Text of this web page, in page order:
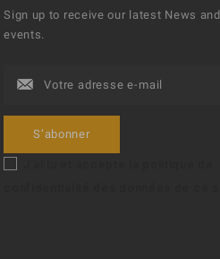
Sign up to receive our latest News and
events.